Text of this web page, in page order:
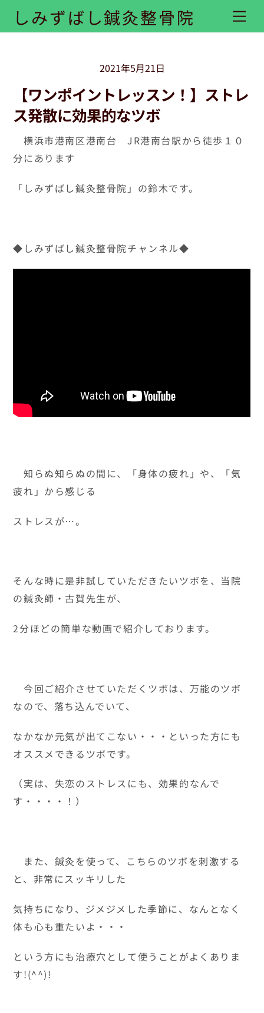
Skipしみずばし鍼灸整骨院
2021年5月21日
【ワンポイントレッスン！】ストレ
ス発散に効果的なツボ
横浜市港南区港南台 JR港南台駅から徒歩１０
分にあります
「しみずばし鍼灸整骨院」の鈴木です。
◆しみずばし鍼灸整骨院チャンネル◆
知らぬ知らぬの間に、「身体の疲れ」や、「気
疲れ」から感じる
ストレスが…。
そんな時に是非試していただきたいツボを、当院
の鍼灸師・古賀先生が、
2分ほどの簡単な動画で紹介しております。
今回ご紹介させていただくツボは、万能のツボ
なので、落ち込んでいて、
なかなか元気が出てこない・・・といった方にも
オススメできるツボです。
（実は、失恋のストレスにも、効果的なんで
す・・・・！）
また、鍼灸を使って、こちらのツボを刺激する
と、非常にスッキリした
気持ちになり、ジメジメした季節に、なんとなく
体も心も重たいよ・・・
という方にも治療穴として使うことがよくありま
す!(^^)!